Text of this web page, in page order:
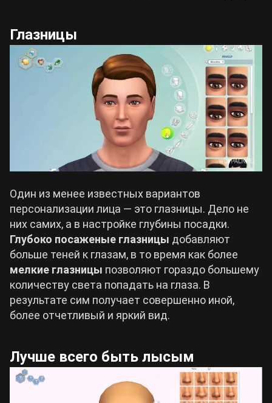
Глазницы
Один из менее известных вариантов
персонализации лица — это глазницы. Дело не
них самих, а в настройке глубины посадки.
Глубоко посаженые глазницы добавляют
больше теней к глазам, в то время как более
мелкие глазницы позволяют гораздо большему
количеству света попадать на глаза. В
результате сим получает совершенно иной,
более отчетливый и яркий вид.
Лучше всего быть лысым